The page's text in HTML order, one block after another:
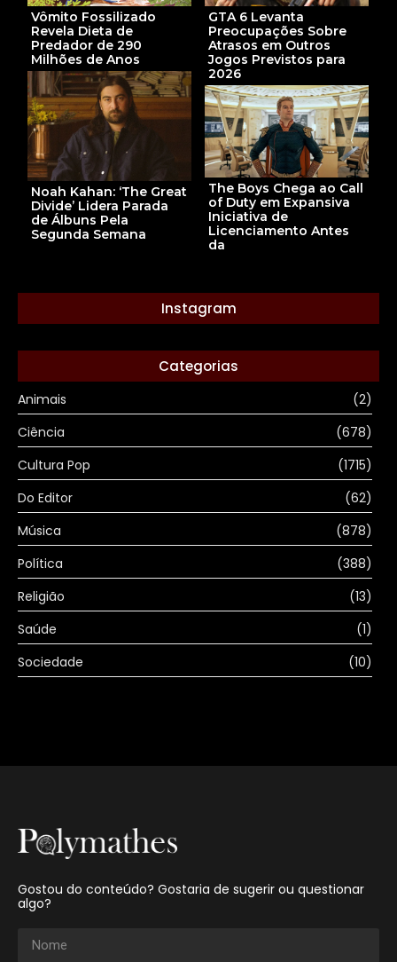
Vômito Fossilizado
Revela Dieta de
Predador de 290
Milhões de Anos
GTA 6 Levanta
Preocupações Sobre
Atrasos em Outros
Jogos Previstos para
2026
Noah Kahan: ‘The Great
Divide’ Lidera Parada
de Álbuns Pela
Segunda Semana
The Boys Chega ao Call
of Duty em Expansiva
Iniciativa de
Licenciamento Antes
da
Instagram
Categorias
Animais
(2)
Ciência
(678)
Cultura Pop
(1715)
Do Editor
(62)
Música
(878)
Política
(388)
Religião
(13)
Saúde
(1)
Sociedade
(10)
Gostou do conteúdo? Gostaria de sugerir ou questionar
algo?